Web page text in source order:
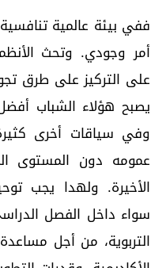
ففي بيئة عالمية
أمر وجودي. وتحث
على التركيز على طرق
يصبح هؤلاء الشباب
وفي سياقات أخرى
عمومه دون المستوى
الأخيرة. ولهدا يجب
سواء داخل الفصل
التربوية، من أجل